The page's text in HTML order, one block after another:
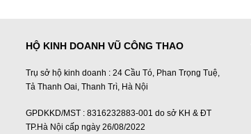
HỘ KINH DOANH VŨ CÔNG THAO
Trụ sở hộ kinh doanh : 24 Cầu Tó, Phan Trọng Tuệ,
Tả Thanh Oai, Thanh Trì, Hà Nội
GPDKKD/MST : 8316232883-001 do sở KH & ĐT
TP.Hà Nội cấp ngày 26/08/2022